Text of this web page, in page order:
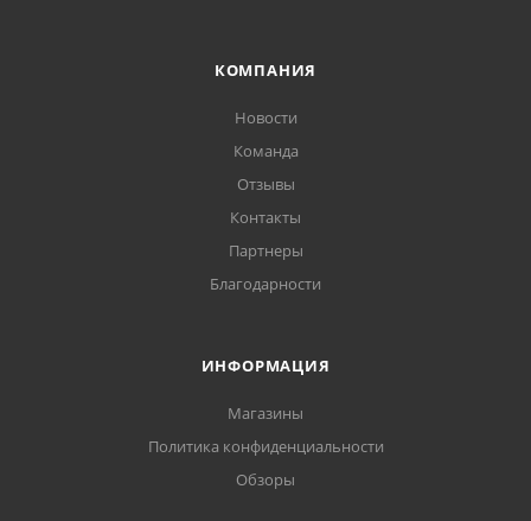
КОМПАНИЯ
Новости
Команда
Отзывы
Контакты
Партнеры
Благодарности
ИНФОРМАЦИЯ
Магазины
Политика конфиденциальности
Обзоры